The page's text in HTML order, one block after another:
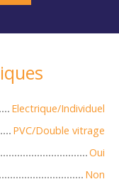
Electrique/Individuel
PVC/Double vitrage
Oui
Non